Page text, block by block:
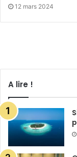
12 mars 2024
A lire !